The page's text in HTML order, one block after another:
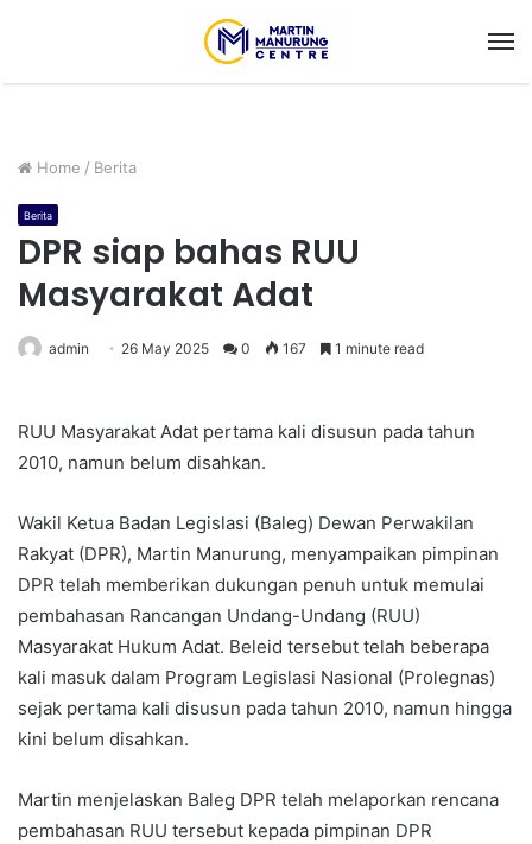
Home / Berita
Berita
DPR siap bahas RUU
Masyarakat Adat
admin 26 May 2025 0 167 1 minute read
RUU Masyarakat Adat pertama kali disusun pada tahun
2010, namun belum disahkan.
Wakil Ketua Badan Legislasi (Baleg) Dewan Perwakilan
Rakyat (DPR), Martin Manurung, menyampaikan pimpinan
DPR telah memberikan dukungan penuh untuk memulai
pembahasan Rancangan Undang-Undang (RUU)
Masyarakat Hukum Adat. Beleid tersebut telah beberapa
kali masuk dalam Program Legislasi Nasional (Prolegnas)
sejak pertama kali disusun pada tahun 2010, namun hingga
kini belum disahkan.
Martin menjelaskan Baleg DPR telah melaporkan rencana
pembahasan RUU tersebut kepada pimpinan DPR